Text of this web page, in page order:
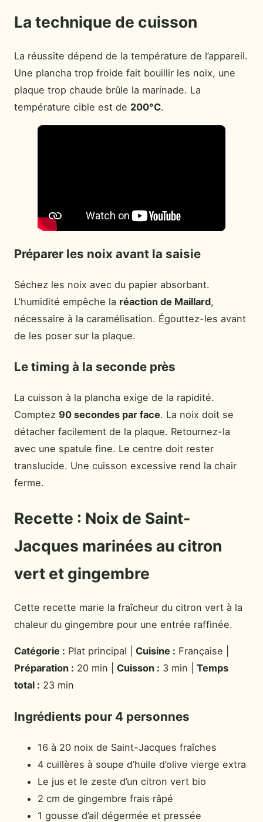
La technique de cuisson
La réussite dépend de la température de l’appareil.
Une plancha trop froide fait bouillir les noix, une
plaque trop chaude brûle la marinade. La
température cible est de 200°C.
Préparer les noix avant la saisie
Séchez les noix avec du papier absorbant.
L’humidité empêche la réaction de Maillard,
nécessaire à la caramélisation. Égouttez-les avant
de les poser sur la plaque.
Le timing à la seconde près
La cuisson à la plancha exige de la rapidité.
Comptez 90 secondes par face. La noix doit se
détacher facilement de la plaque. Retournez-la
avec une spatule fine. Le centre doit rester
translucide. Une cuisson excessive rend la chair
ferme.
Recette : Noix de Saint-
Jacques marinées au citron
vert et gingembre
Cette recette marie la fraîcheur du citron vert à la
chaleur du gingembre pour une entrée raffinée.
Catégorie : Plat principal | Cuisine : Française |
Préparation : 20 min | Cuisson : 3 min | Temps
total : 23 min
Ingrédients pour 4 personnes
16 à 20 noix de Saint-Jacques fraîches
4 cuillères à soupe d’huile d’olive vierge extra
Le jus et le zeste d’un citron vert bio
2 cm de gingembre frais râpé
1 gousse d’ail dégermée et pressée